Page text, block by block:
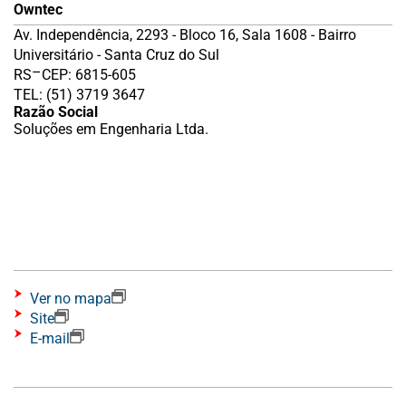
Owntec
Av. Independência, 2293 - Bloco 16, Sala 1608 - Bairro
Universitário - Santa Cruz do Sul
RS–CEP: 6815-605
TEL: (51) 3719 3647
Razão Social
Soluções em Engenharia Ltda.
Ver no mapa
Site
E-mail